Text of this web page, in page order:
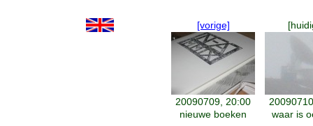
[vorige]
20090709, 20:00
nieuwe boeken
waar is